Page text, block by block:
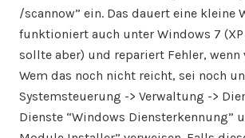
/scannow” ein. Das dauert eine kleine
funktioniert auch unter Windows 7
sollte aber) und repariert Fehler, wenn
Wem das noch nicht reicht, sei noch
Systemsteuerung -> Verwaltung ->
Dienste “Windows Diensterkennung”